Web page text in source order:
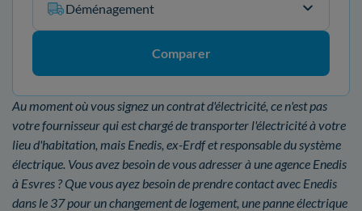
Déménagement
Comparer
Au moment où vous signez un contrat d'électricité, ce n'est pas
votre fournisseur qui est chargé de transporter l'électricité à votre
lieu d'habitation, mais Enedis, ex-Erdf et responsable du système
électrique. Vous avez besoin de vous adresser à une agence Enedis
à Esvres ? Que vous ayez besoin de prendre contact avec Enedis
dans le 37 pour un changement de logement, une panne électrique